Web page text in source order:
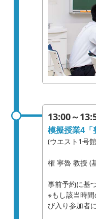
13:00～
模擬授業4「
(ウエスト1号
権 寧魯 教授 (
事前予約に基
※もし該当時
び入り参加者